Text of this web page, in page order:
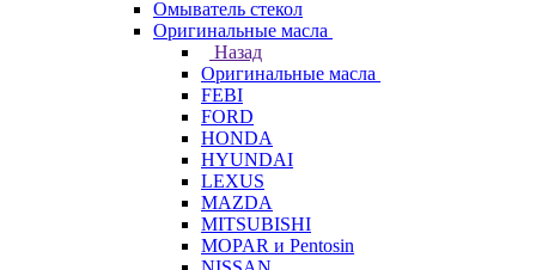
Омыватель стекол
Оригинальные масла
Назад
Оригинальные масла
FEBI
FORD
HONDA
HYUNDAI
LEXUS
MAZDA
MITSUBISHI
MOPAR и Pentosin